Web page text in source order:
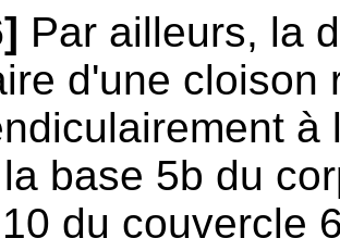
Par ailleurs, la
d'une cloison
base 5b du
du couvercle